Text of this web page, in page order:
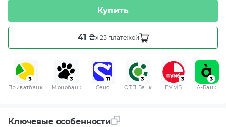
Купить
41 ₴x 25 платежей
Приватбанк Монобанк Сенс ОТП Банк ПУМБ A-Банк
Ключевые особенности